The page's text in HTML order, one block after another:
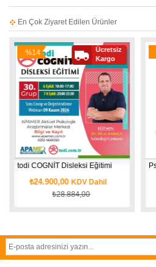
En Çok Ziyaret Edilen Ürünler
todi COGNİT Disleksi Eğitimi
₺24.900,00 KDV Dahil
₺28.884,00
%14
İndirim
Ücretsiz
Kargo